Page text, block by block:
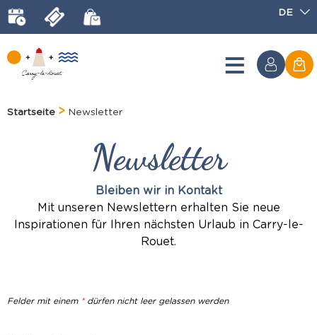
DE
Startseite Newsletter
Newsletter
Bleiben wir in Kontakt
Mit unseren Newslettern erhalten Sie neue
Inspirationen für Ihren nächsten Urlaub in Carry-le-
Rouet.
Felder mit einem *dürfen nicht leer gelassen werden